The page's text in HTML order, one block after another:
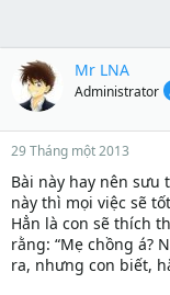
Mr LNA
Administrator
29 Tháng một 2013
Bài này hay nên sưu
này thì mọi việc sẽ
Hẳn là con sẽ thích
rằng: “Mẹ chồng á?
ra, nhưng con biết,